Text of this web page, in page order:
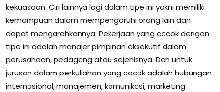
kekuasaan. Ciri lainnya lagi dalam tipe ini yakni memiliki
kemampuan dalam mempengaruhi orang lain dan
dapat mengarahkannya. Pekerjaan yang cocok dengan
tipe ini adalah manajer pimpinan eksekutif dalam
perusahaan, pedagang atau sejenisnya. Dan untuk
jurusan dalam perkuliahan yang cocok adalah hubungan
internasional, manajemen, komunikasi, marketing